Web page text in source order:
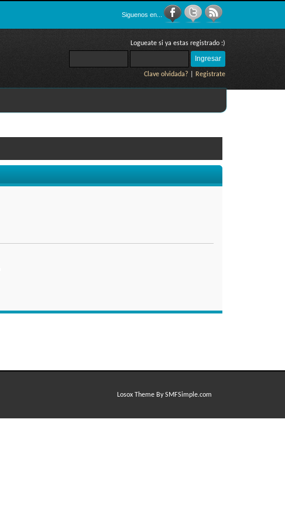
Siguenos en...
Logueate si ya estas registrado :)
Clave olvidada? Registrate
Losox Theme By SMFSimple.com